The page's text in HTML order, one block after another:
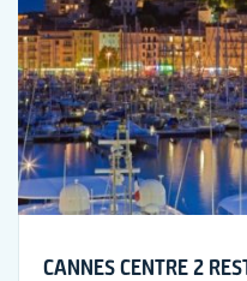
CANNES CENTRE 2